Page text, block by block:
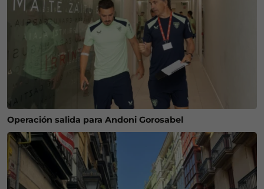
Operación salida para Andoni Gorosabel